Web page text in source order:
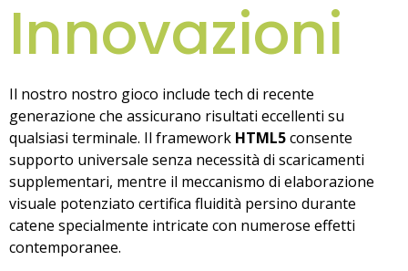
Innovazioni
Il nostro nostro gioco include tech di recente
generazione che assicurano risultati eccellenti su
qualsiasi terminale. Il framework HTML5consente
supporto universale senza necessità di scaricamenti
supplementari, mentre il meccanismo di elaborazione
visuale potenziato certifica fluidità persino durante
catene specialmente intricate con numerose effetti
contemporanee.